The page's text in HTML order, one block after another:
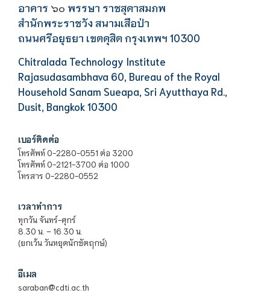
อาคาร ๖๐ พรรษา ราชสุดาสมภพ
สำนักพระราชวัง สนามเสือป่า
ถนนศรีอยุธยา เขตดุสิต กรุงเทพฯ 10300
Chitralada Technology Institute
Rajasudasambhava 60, Bureau of the Royal
Household Sanam Sueapa, Sri Ayutthaya Rd.,
Dusit, Bangkok 10300
เบอร์ติดต่อ
โทรศัพท์ 0-2280-0551 ต่อ 3200
โทรศัพท์ 0-2121-3700 ต่อ 1000
โทรสาร 0-2280-0552
เวลาทำการ
ทุกวัน จันทร์-ศุกร์
8.30 น. – 16.30 น.
(ยกเว้น วันหยุดนักขัตฤกษ์)
อีเมล
saraban@cdti.ac.th